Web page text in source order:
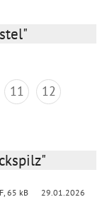
11
12
65 kB 29.01.2026